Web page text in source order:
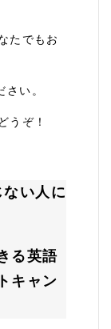
たでもお
さい。
うぞ！
い人に
る英語
キャン